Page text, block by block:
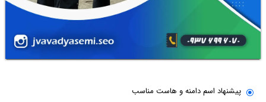
پیشنهاد اسم دامنه و هاست مناسب